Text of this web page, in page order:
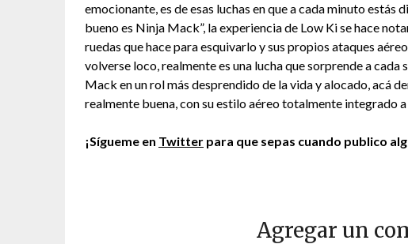
emocionante, es de esas luchas en que a cada minuto estás
bueno es Ninja Mack”, la experiencia de Low Ki se hace
ruedas que hace para esquivarlo y sus propios ataques
volverse loco, realmente es una lucha que sorprende a cada
Mack en un rol más desprendido de la vida y alocado, acá
realmente buena, con su estilo aéreo totalmente integrado
¡Sígueme en Twitter para que sepas cuando publico
Agregar un